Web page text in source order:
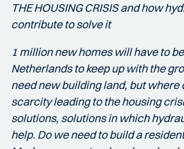
THE HOUSING CRISIS and how
contribute to solve it
1 million new homes will have to
Netherlands to keep up with the
need new building land, but where
scarcity leading to the housing
solutions, solutions in which
help. Do we need to build a